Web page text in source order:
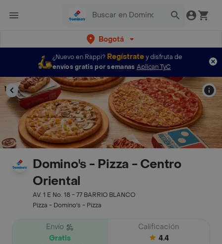
Bogotá
¿Nuevo en Rappi? Regístratey disfruta de
envíos gratis por semanas Aplican TyC
Domino's - Pizza - Centro
Oriental
AV. 1 E No. 18 - 77 BARRIO BLANCO
Pizza - Domino's - Pizza
Envío
Gratis
Calificación
4.4